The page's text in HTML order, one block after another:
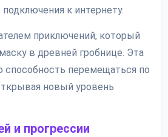
к интернету.
приключений, который
в древней гробнице. Эта
способность перемещаться по
новый уровень
и прогрессии